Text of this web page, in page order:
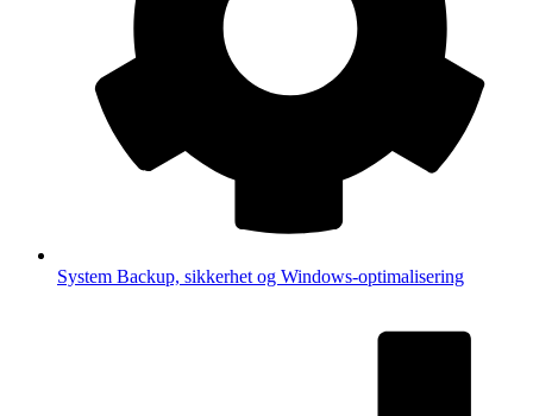
System Backup, sikkerhet og Windows-optimalisering